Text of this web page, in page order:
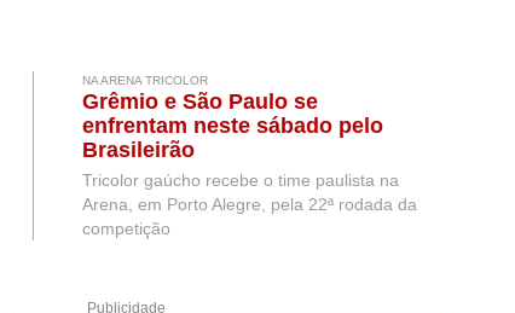
NA ARENA TRICOLOR
Grêmio e São Paulo se
enfrentam neste sábado pelo
Brasileirão
Tricolor gaúcho recebe o time paulista na
Arena, em Porto Alegre, pela 22ª rodada da
competição
Publicidade